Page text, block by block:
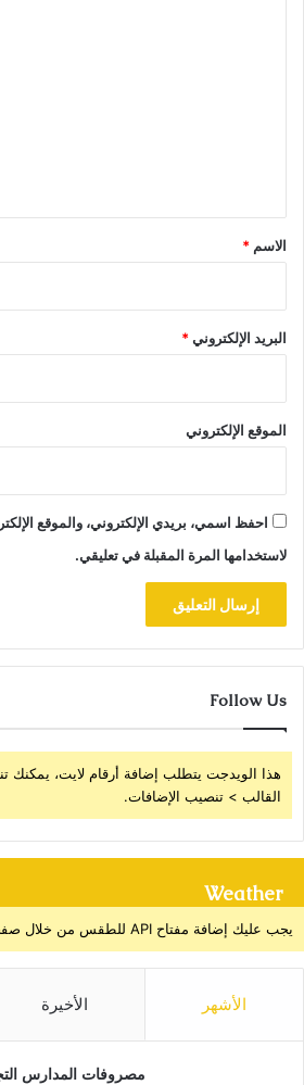
*
الاسم *
البريد الإلكتروني*
الموقع الإلكتروني
احفظ اسمي، بريدي الإلكتروني، والموقع
لاستخدامها المرة المقبلة في تعليقي.
Follow Us
هذا الويدجت يتطلب إضافة أرقام لايت، يمكنك
القالب > تنصيب الإضافات.
Weather
يجب عليك إضافة مفتاح API للطقس من خلال صفحة إعدادات القالب > الدمج
الأشهر الأخيرة
مصروفات المدارس